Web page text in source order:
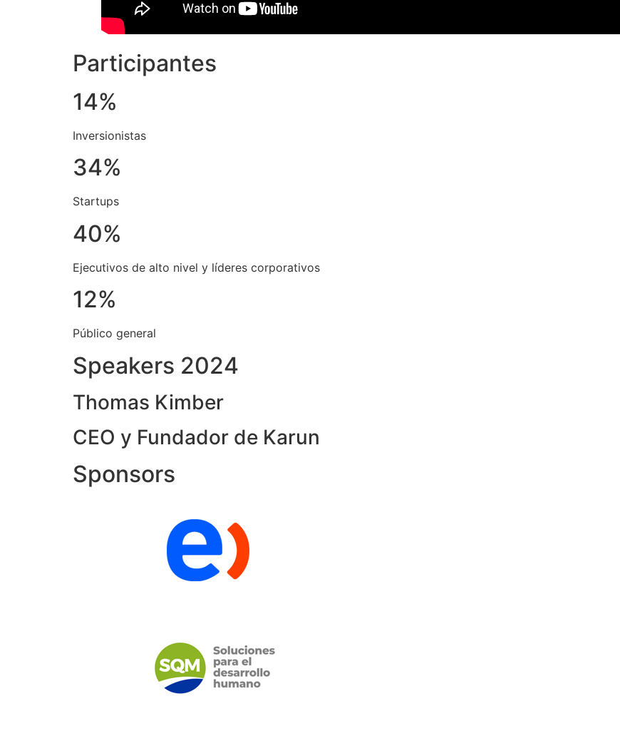
Participantes
14%
Inversionistas
34%
Startups
40%
Ejecutivos de alto nivel y líderes corporativos
12%
Público general
Speakers 2024
Thomas Kimber
CEO y Fundador de Karun
Sponsors